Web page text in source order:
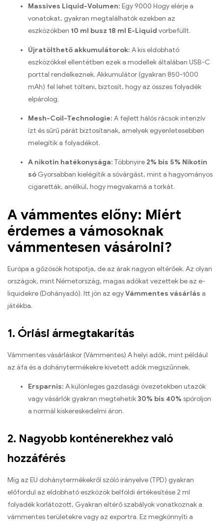
Massives Liquid-Volumen: Egy 9000 Hogy elérje a
vonatokat, gyakran megtalálhatók ezekben az
eszközökben 10 ml busz 18 ml E-Liquid vorbefüllt.
Újratölthető akkumulátorok: A kis eldobható
eszközökkel ellentétben ezek a modellek általában USB-C
porttal rendelkeznek. Akkumulátor (gyakran 850-1000
mAh) fel lehet tölteni, biztosít, hogy az összes folyadék
elpárolog.
Mesh-Coil-Technologie: A fejlett hálós rácsok intenzív
ízt és sűrű párát biztosítanak, amelyek egyenletesebben
melegítik a folyadékot.
A nikotin hatékonysága: Többnyire 2% bis 5% Nikotin
só Gyorsabban kielégítik a sóvárgást, mint a hagyományos
cigaretták, anélkül, hogy megvakarná a torkát.
A vámmentes előny: Miért
érdemes a vámosoknak
vámmentesen vásárolni?
Európa a gőzösök hotspotja, de az árak nagyon eltérőek. Az olyan
országok, mint Németország, magas adókat vezettek be az e-
liquidekre (Dohányadó). Itt jön az egyVámmentes vásárlás a
játékba.
1. Óriási ármegtakarítás
Vámmentes vásárláskor (Vámmentes) A helyi adók, mint például
az áfa és a dohánytermékekre kivetett adók megszűnnek.
Ersparnis: A különleges gazdasági övezetekben utazók
vagy vásárlók gyakran megtehetik 30% bis 40% spóroljon
a normál kiskereskedelmi áron.
2. Nagyobb konténerekhez való
hozzáférés
Míg az EU dohánytermékekről szóló irányelve (TPD) gyakran
előfordul az eldobható eszközök belföldi értékesítése 2 ml
folyadék korlátozott, Gyakran eltérő szabályok vonatkoznak a
vámmentes területekre vagy az exportra. Ez megkönnyíti a